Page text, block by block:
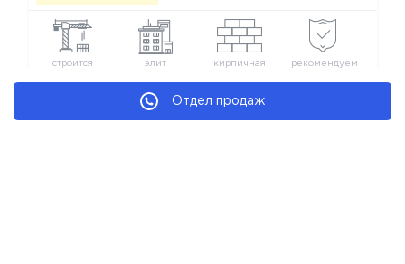
Отдел продаж
строится элит кирпичная рекомендуем
Новостройки Астаны